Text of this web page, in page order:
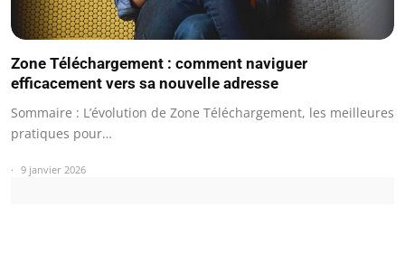
Zone Téléchargement : comment naviguer
efficacement vers sa nouvelle adresse
Sommaire : L’évolution de Zone Téléchargement, les meilleures
pratiques pour…
9 janvier 2026